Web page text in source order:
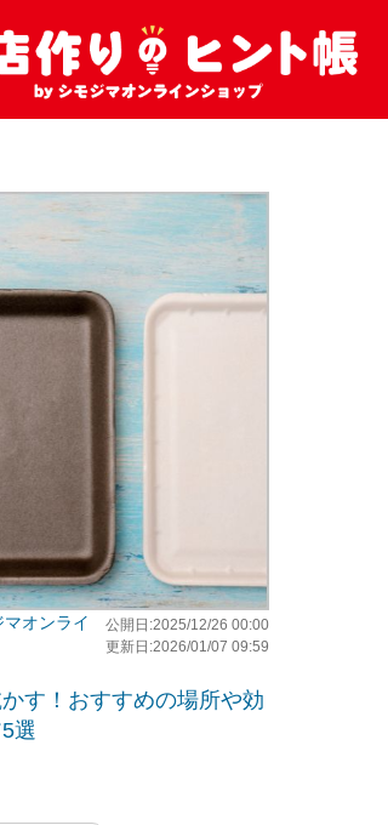
マオンライ
公開日:2025/12/26 00:00
更新日:2026/01/07 09:59
す！おすすめの場所や効
選